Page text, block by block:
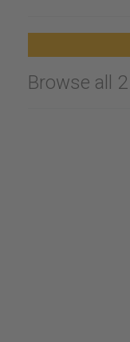
Browse all